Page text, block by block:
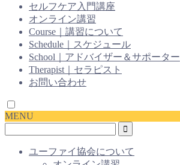
セルフケア入門講座
オンライン講習
Course｜講習について
Schedule｜スケジュール
School｜アドバイザー＆サポーター
Therapist｜セラピスト
お問い合わせ
MENU
ユーファイ協会について